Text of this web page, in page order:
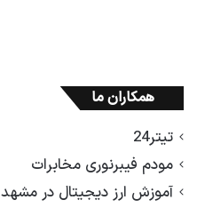
همکاران ما
تیتر24
مودم فیبرنوری مخابرات
آموزش ارز دیجیتال در مشهد